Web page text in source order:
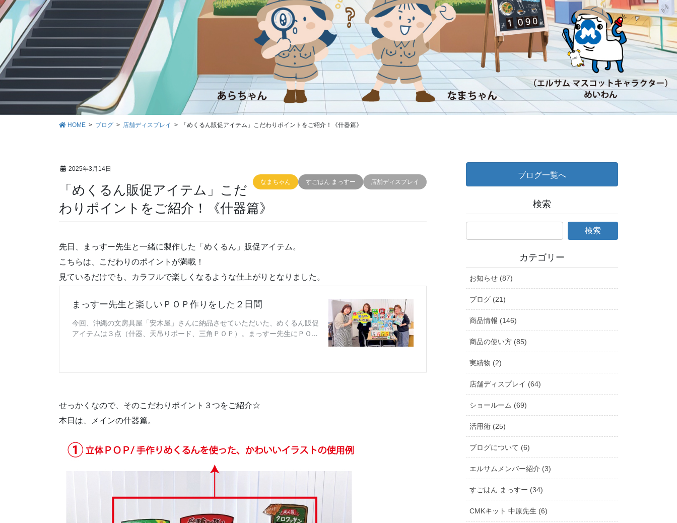
HOME ブログ 店舗ディスプレイ 「めくるん販促アイテム」こだわりポイントをご紹介！《什器篇》
2025年3月14日
店舗ディスプレイ
すごはん まっすー
なまちゃん
「めくるん販促アイテム」こだ
わりポイントをご紹介！《什器篇》
先日、まっすー先生と一緒に製作した「めくるん」販促アイテム。
こちらは、こだわりのポイントが満載！
見ているだけでも、カラフルで楽しくなるような仕上がりとなりました。
せっかくなので、そのこだわりポイント３つをご紹介☆
本日は、メインの什器篇。
ブログ一覧へ
検索
カテゴリー
お知らせ (87)
ブログ (21)
商品情報 (146)
商品の使い方 (85)
実績物 (2)
店舗ディスプレイ (64)
ショールーム (69)
活用術 (25)
ブログについて (6)
エルサムメンバー紹介 (3)
すごはん まっすー (34)
CMKキット 中原先生 (6)